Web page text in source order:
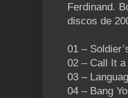
Ferdinand.
discos de
01 –
02 – Call It a
03 –
04 – Bang